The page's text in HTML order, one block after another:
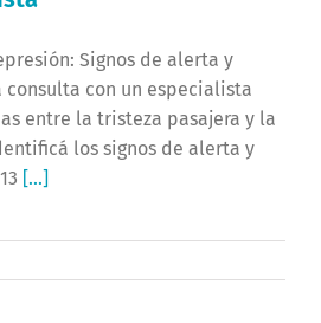
Signos de alerta y
consulta con un especialista
entre la tristeza pasajera y la
los signos de alerta y
[...]